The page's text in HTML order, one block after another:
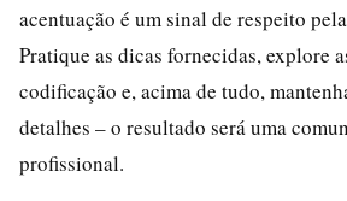
acentuação é um sinal de respeito
Pratique as dicas fornecidas, explore
codificação e, acima de tudo,
detalhes – o resultado será uma
profissional.